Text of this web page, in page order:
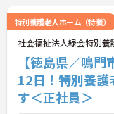
■ 働きやすい休日数
年間休日が充実して
・年間休日124日
・夏期休暇2日
・年末年始休暇3日
→ プライベートと
特別養護老人ホーム（特養）
社会福祉法人緑会特別
【徳島県／鳴
12日！特別養護
す＜正社員＞